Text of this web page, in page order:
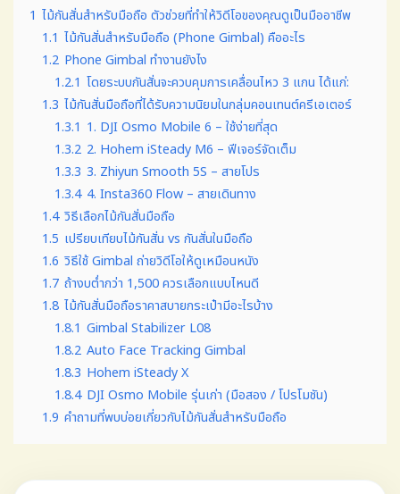
1 ไม้กันสั่นสำหรับมือถือ ตัวช่วยที่ทำให้วิดีโอของคุณดูเป็นมืออาชีพ
1.1 ไม้กันสั่นสำหรับมือถือ (Phone Gimbal) คืออะไร
1.2 Phone Gimbal ทำงานยังไง
1.2.1 โดยระบบกันสั่นจะควบคุมการเคลื่อนไหว 3 แกน ได้แก่:
1.3 ไม้กันสั่นมือถือที่ได้รับความนิยมในกลุ่มคอนเทนต์ครีเอเตอร์
1.3.1 1. DJI Osmo Mobile 6 – ใช้ง่ายที่สุด
1.3.2 2. Hohem iSteady M6 – ฟีเจอร์จัดเต็ม
1.3.3 3. Zhiyun Smooth 5S – สายโปร
1.3.4 4. Insta360 Flow – สายเดินทาง
1.4 วิธีเลือกไม้กันสั่นมือถือ
1.5 เปรียบเทียบไม้กันสั่น vs กันสั่นในมือถือ
1.6 วิธีใช้ Gimbal ถ่ายวิดีโอให้ดูเหมือนหนัง
1.7 ถ้างบต่ำกว่า 1,500 ควรเลือกแบบไหนดี
1.8 ไม้กันสั่นมือถือราคาสบายกระเป๋ามีอะไรบ้าง
1.8.1 Gimbal Stabilizer L08
1.8.2 Auto Face Tracking Gimbal
1.8.3 Hohem iSteady X
1.8.4 DJI Osmo Mobile รุ่นเก่า (มือสอง / โปรโมชัน)
1.9 คำถามที่พบบ่อยเกี่ยวกับไม้กันสั่นสําหรับมือถือ